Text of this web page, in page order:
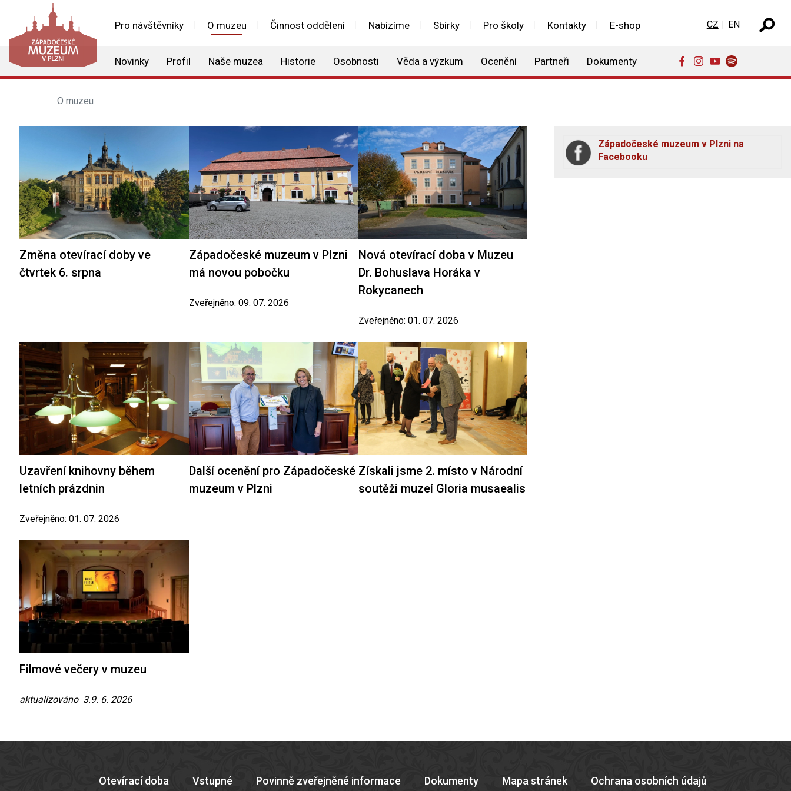
Pro návštěvníky O muzeu Činnost oddělení Nabízíme Sbírky Pro školy Kontakty E-shop
Novinky Profil Naše muzea Historie Osobnosti Věda a výzkum Ocenění Partneři Dokumenty
Zvolte jazyk
CZ EN
O muzeu
Změna otevírací doby ve
čtvrtek 6. srpna
Západočeské muzeum v Plzni
má novou pobočku
Zveřejněno: 09. 07. 2026
Nová otevírací doba v Muzeu
Dr. Bohuslava Horáka v
Rokycanech
Zveřejněno: 01. 07. 2026
Uzavření knihovny během
letních prázdnin
Zveřejněno: 01. 07. 2026
Další ocenění pro Západočeské
muzeum v Plzni
Získali jsme 2. místo v Národní
soutěži muzeí Gloria musaealis
Filmové večery v muzeu
aktualizováno 3.9. 6. 2026
Západočeské muzeum v Plzni na
Facebooku
Otevírací doba Vstupné Povinně zveřejněné informace Dokumenty Mapa stránek Ochrana osobních údajů